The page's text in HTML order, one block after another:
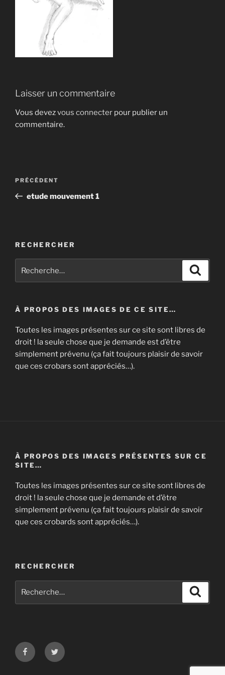
Laisser un commentaire
Vous devezvous connecter pour publier un
commentaire.
Navigation
l’article
Article
précédent
PRÉCÉDENT
etude mouvement 1
RECHERCHER
pour
À PROPOS DES IMAGES DE CE SITE…
Toutes les images présentes sur ce site sont libres de
droit ! la seule chose que je demande est d’être
simplement prévenu (ça fait toujours plaisir de savoir
que ces crobars sont appréciés…).
À PROPOS DES IMAGES PRÉSENTES SUR CE
SITE…
Toutes les images présentes sur ce site sont libres de
droit ! la seule chose que je demande et d’être
simplement prévenu (ça fait toujours plaisir de savoir
que ces crobards sont appréciés…).
RECHERCHER
FacebookTwitter